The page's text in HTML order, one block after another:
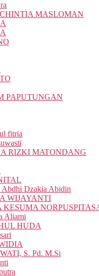
MASLOMAN
PAPUTUNGAN
fitria
RIZKI MATONDANG
Dzakia Abidin
WIJAYANTI
KESUMA
Aliami
HUDA
S. Pd. M.Si